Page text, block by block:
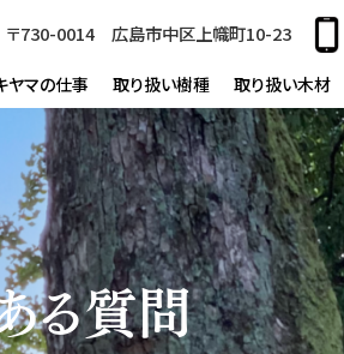
〒730-0014 広島市中区上幟町10-23
ヤマの仕事 取り扱い樹種 取り扱い木材
る質問